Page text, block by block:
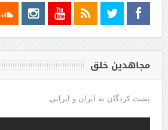
مجاهدین خلق
پشت کردگان به ایران و ایرانی.